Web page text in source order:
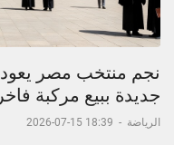
نجم منتخب مصر يعود
جديدة ببيع مركبة
الرياضة -
18:39 15-07-2026